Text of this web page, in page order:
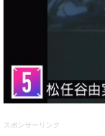
スポンサーリンク